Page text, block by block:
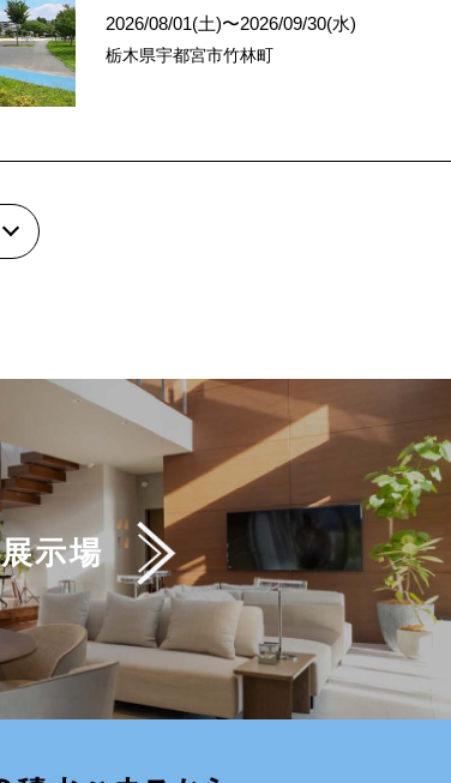
2026/08/01(土)〜2026/09/30(水)
栃木県宇都宮市竹林町
示場